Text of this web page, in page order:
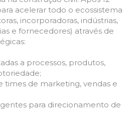
acelerar todo o ecossistema
incorporadoras, indústrias,
e fornecedores) através de
a processos, produtos,
times de marketing, vendas e
para direcionamento de